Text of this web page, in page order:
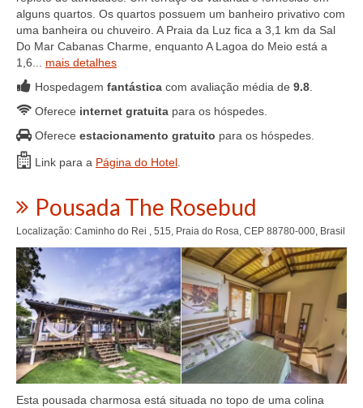
alguns quartos. Os quartos possuem um banheiro privativo com
uma banheira ou chuveiro. A Praia da Luz fica a 3,1 km da Sal
Do Mar Cabanas Charme, enquanto A Lagoa do Meio está a
1,6... mais detalhes
Hospedagem fantástica com avaliação média de 9.8
Oferece internet gratuita para os hóspedes.
Oferece estacionamento gratuito para os hóspedes.
Link para a Página do Hotel
Pousada The Rosebud
Localização: Caminho do Rei , 515, Praia do Rosa, CEP 88780-000, Brasil
Esta pousada charmosa está situada no topo de uma colina